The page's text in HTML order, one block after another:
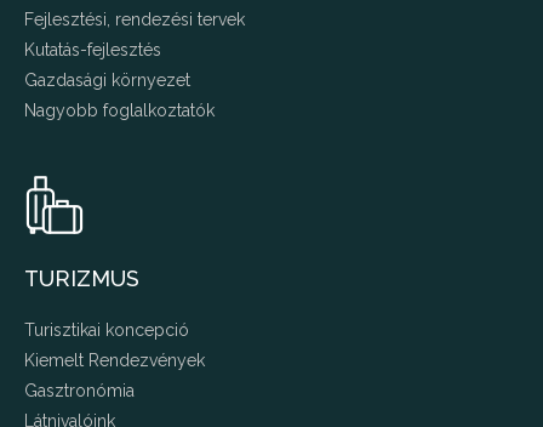
Fejlesztési, rendezési tervek
Kutatás-fejlesztés
Gazdasági környezet
Nagyobb foglalkoztatók
TURIZMUS
Turisztikai koncepció
Kiemelt Rendezvények
Gasztronómia
Látnivalóink